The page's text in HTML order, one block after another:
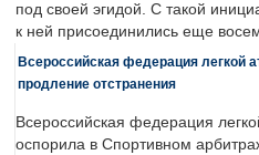
под своей эгидой. С такой
к ней присоединились еще
Всероссийская федерация легкой
продление отстранения
Всероссийская федерация
оспорила в Спортивном